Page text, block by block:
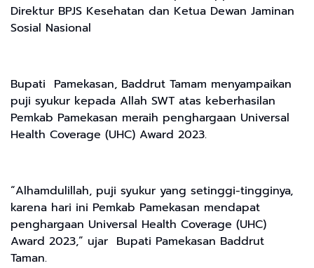
Direktur BPJS Kesehatan dan Ketua Dewan Jaminan
Sosial Nasional
Bupati Pamekasan, Baddrut Tamam menyampaikan
puji syukur kepada Allah SWT atas keberhasilan
Pemkab Pamekasan meraih penghargaan Universal
Health Coverage (UHC) Award 2023.
“Alhamdulillah, puji syukur yang setinggi-tingginya,
karena hari ini Pemkab Pamekasan mendapat
penghargaan Universal Health Coverage (UHC)
Award 2023,” ujar Bupati Pamekasan Baddrut
Taman.